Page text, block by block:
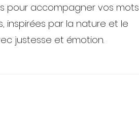
pour accompagner vos mots
inspirées par la nature et le
justesse et émotion.